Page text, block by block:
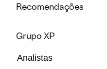
Recomendações
Grupo XP
Analistas